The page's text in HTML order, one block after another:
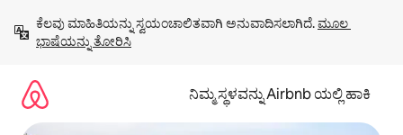
ಹೋಗಿ
ಕೆಲವು ಮಾಹಿತಿಯನ್ನು ಸ್ವಯಂಚಾಲಿತವಾಗಿ ಅನುವಾದಿಸಲಾಗಿದೆ. ಮೂಲ
ಭಾಷೆಯನ್ನು ತೋರಿಸಿ
ನಿಮ್ಮ ಸ್ಥಳವನ್ನು Airbnb ಯಲ್ಲಿ ಹಾಕಿ